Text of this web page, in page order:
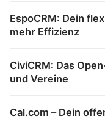
EspoCRM: Dein
mehr Effizienz
CiviCRM: Das
und Vereine
Cal.com – Dein